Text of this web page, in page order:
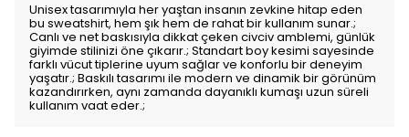
Unisex tasarımıyla her yaştan insanın zevkine hitap eden
bu sweatshirt, hem şık hem de rahat bir kullanım sunar.;
Canlı ve net baskısıyla dikkat çeken civciv amblemi, günlük
giyimde stilinizi öne çıkarır.; Standart boy kesimi sayesinde
farklı vücut tiplerine uyum sağlar ve konforlu bir deneyim
yaşatır.; Baskılı tasarımı ile modern ve dinamik bir görünüm
kazandırırken, aynı zamanda dayanıklı kumaşı uzun süreli
kullanım vaat eder.;